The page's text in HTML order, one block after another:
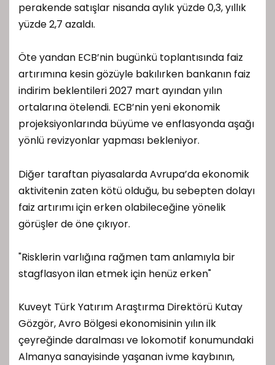
perakende satışlar nisanda aylık yüzde 0,3, yıllık
yüzde 2,7 azaldı.
Öte yandan ECB’nin bugünkü toplantısında faiz
artırımına kesin gözüyle bakılırken bankanın faiz
indirim beklentileri 2027 mart ayından yılın
ortalarına ötelendi. ECB’nin yeni ekonomik
projeksiyonlarında büyüme ve enflasyonda aşağı
yönlü revizyonlar yapması bekleniyor.
Diğer taraftan piyasalarda Avrupa’da ekonomik
aktivitenin zaten kötü olduğu, bu sebepten dolayı
faiz artırımı için erken olabileceğine yönelik
görüşler de öne çıkıyor.
"Risklerin varlığına rağmen tam anlamıyla bir
stagflasyon ilan etmek için henüz erken"
Kuveyt Türk Yatırım Araştırma Direktörü Kutay
Gözgör, Avro Bölgesi ekonomisinin yılın ilk
çeyreğinde daralması ve lokomotif konumundaki
Almanya sanayisinde yaşanan ivme kaybının,